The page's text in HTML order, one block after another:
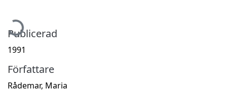
Publicerad
1991
Författare
Rådemar, Maria